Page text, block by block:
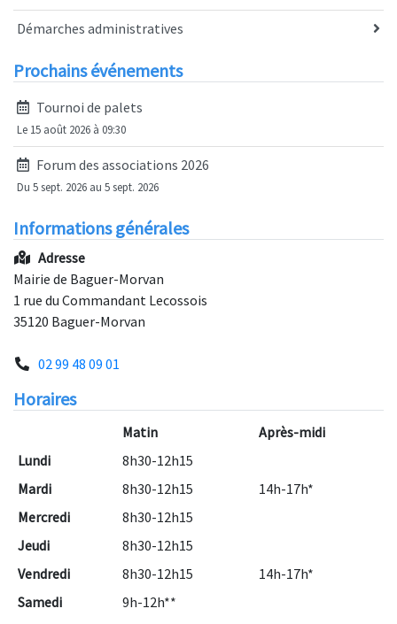
Démarches administratives
Prochains événements
Tournoi de palets
Le 15 août 2026 à 09:30
Forum des associations 2026
Du 5 sept. 2026 au 5 sept. 2026
Informations générales
Adresse
Mairie de Baguer-Morvan
1 rue du Commandant Lecossois
35120 Baguer-Morvan
02 99 48 09 01
Horaires
Matin
Après-midi
Lundi
8h30-12h15
Mardi
8h30-12h15
14h-17h*
Mercredi
8h30-12h15
Jeudi
8h30-12h15
Vendredi
8h30-12h15
14h-17h*
Samedi
9h-12h**